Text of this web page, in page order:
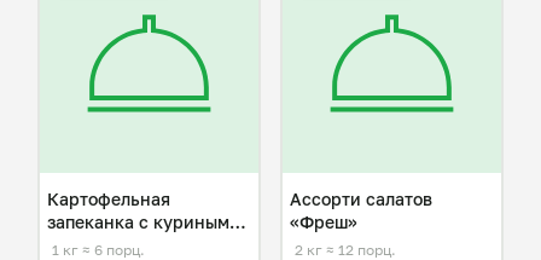
Картофельная
запеканка с куриным
фаршем
1 кг ≈ 6 порц.
Ассорти салатов
«Фреш»
2 кг ≈ 12 порц.